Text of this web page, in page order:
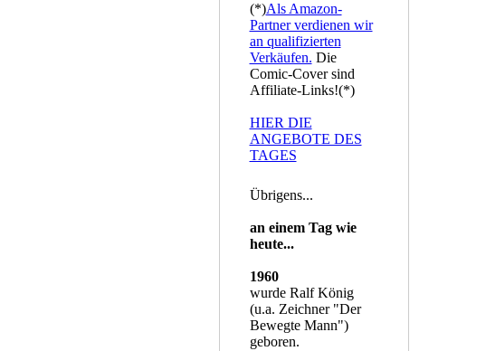
(*)Als Amazon-
Partner verdienen wir
an qualifizierten
Verkäufen. Die
Comic-Cover sind
Affiliate-Links!(*)
HIER DIE
ANGEBOTE DES
TAGES
Übrigens...
an einem Tag wie
heute...
1960
wurde Ralf König
(u.a. Zeichner "Der
Bewegte Mann")
geboren.